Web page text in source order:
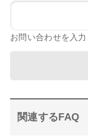
お問い合わせを入
関連するFAQ